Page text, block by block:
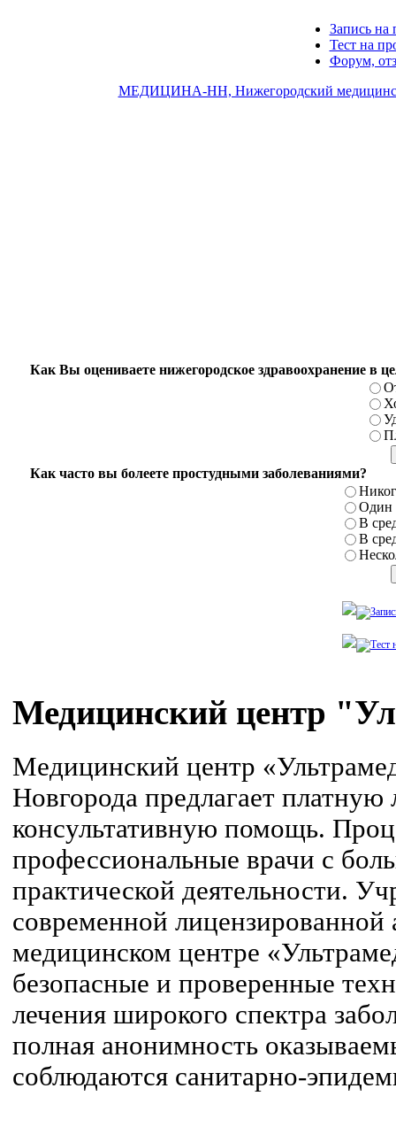
Запись на
Тест на
Форум,
МЕДИЦИНА-НН, Нижегородский
Как Вы оцениваете нижегородское здравоохранение в
Как часто вы болеете простудными заболеваниями?
Один
В
В
Медицинский центр
Медицинский центр
Новгорода предлагает платную
консультативную помощь.
профессиональные врачи с
практической деятельности.
современной лицензированной
медицинском центре
безопасные и проверенные
лечения широкого спектра
полная анонимность
соблюдаются санитарно-